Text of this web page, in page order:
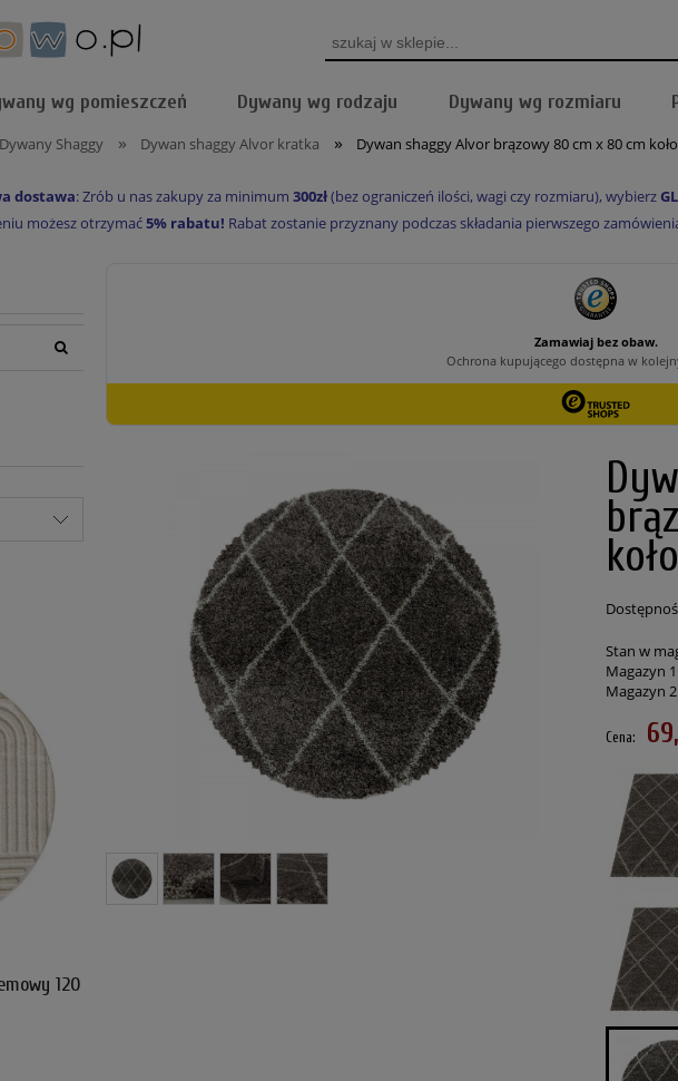
wg pomieszczeń Dywany wg rodzaju Dywany wg rozmiaru
Dywany Shaggy » Dywan shaggy Alvor kratka » Dywan shaggy Alvor brązowy 80 cm x 80 cm koło
dostawa: Zrób u nas zakupy za minimum 300zł(bez ograniczeń ilości, wagi czy rozmiaru), wybierz
możesz otrzymać5% rabatu! Rabat zostanie przyznany podczas składania pierwszego
120
Dywan Shaggy jasny Szary 80 cm x
koło
Stan w
Magazyn
Magazyn
Cena: